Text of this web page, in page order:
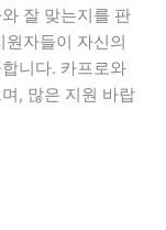
잘 맞는지를 판
자들이 자신의
니다. 카프로와
, 많은 지원 바랍